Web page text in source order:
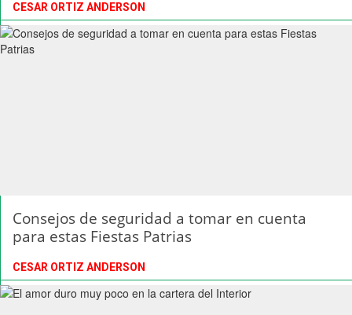
CESAR ORTIZ ANDERSON
Consejos de seguridad a tomar en cuenta
para estas Fiestas Patrias
CESAR ORTIZ ANDERSON